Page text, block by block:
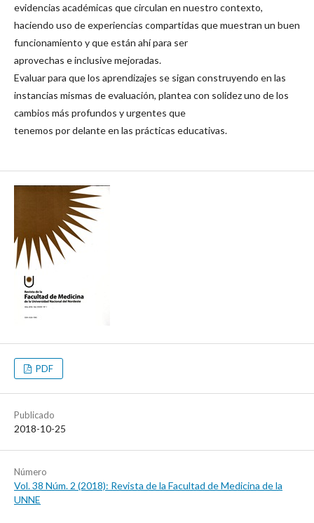
evidencias académicas que circulan en nuestro contexto,
haciendo uso de experiencias compartidas que muestran un buen
funcionamiento y que están ahí para ser
aprovechas e inclusive mejoradas.
Evaluar para que los aprendizajes se sigan construyendo en las
instancias mismas de evaluación, plantea con solidez uno de los
cambios más profundos y urgentes que
tenemos por delante en las prácticas educativas.
PDF
Publicado
2018-10-25
Número
Vol. 38 Núm. 2 (2018): Revista de la Facultad de Medicina de la
UNNE